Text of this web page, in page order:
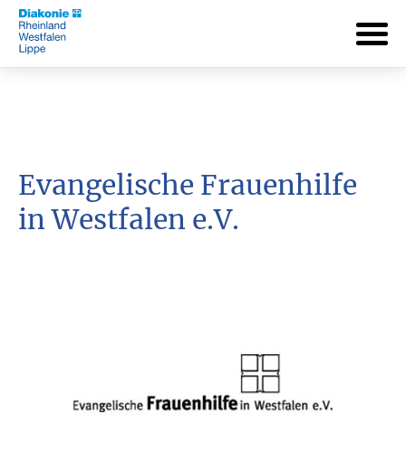
Evangelische Frauenhilfe
in Westfalen e.V.